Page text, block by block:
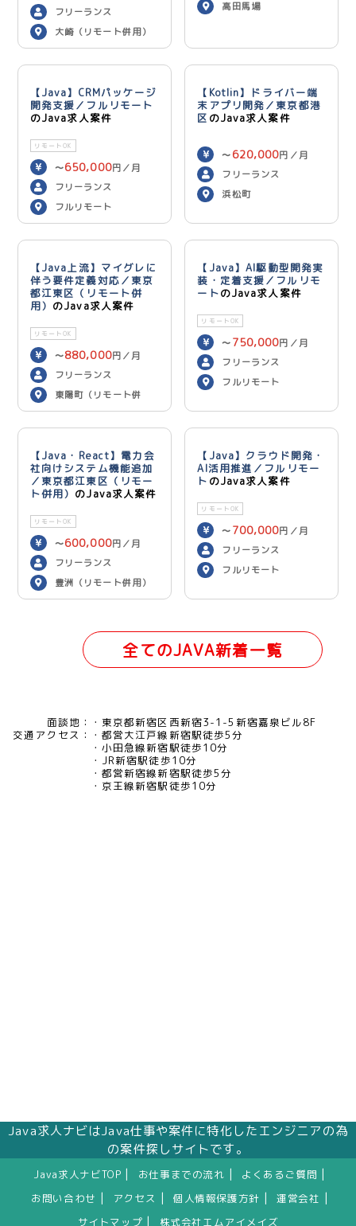
フリーランス
大崎（リモート併用）
高田馬場
【Java】CRMパッケージ
開発支援／フルリモート
のJava求人案件
リモートOK
〜650,000円／月
フリーランス
フルリモート
【Kotlin】ドライバー端
末アプリ開発／東京都港
区 のJava求人案件
〜 620,000円／月
フリーランス
浜松町
【Java上流】マイグレに
伴う要件定義対応／東京
都江東区（リモート併
用） のJava求人案件
リモートOK
〜880,000円／月
フリーランス
東陽町（リモート併
用）
【Java】AI駆動型開発実
装・定着支援／フルリモ
ートのJava求人案件
リモートOK
〜 750,000円／月
フリーランス
フルリモート
【Java・React】電力会
社向けシステム機能追加
／東京都江東区（リモー
ト併用） のJava求人案件
リモートOK
〜600,000円／月
フリーランス
豊洲（リモート併用）
【Java】クラウド開発・
AI活用推進／フルリモー
ト のJava求人案件
リモートOK
〜 700,000円／月
フリーランス
フルリモート
全てのJAVA新着一覧
面談地：
東京都新宿区西新宿3-1-5新宿嘉泉ビル8F
交通アクセス：
都営大江戸線新宿駅徒歩5分
小田急線新宿駅徒歩10分
JR新宿駅徒歩10分
都営新宿線新宿駅徒歩5分
京王線新宿駅徒歩10分
Java求人ナビはJava仕事や案件に特化したエンジニアの為
の案件探しサイトです。
Java求人ナビTOP お仕事までの流れ よくあるご質問
お問い合わせ アクセス 個人情報保護方針 運営会社
サイトマップ 株式会社エムアイメイズ